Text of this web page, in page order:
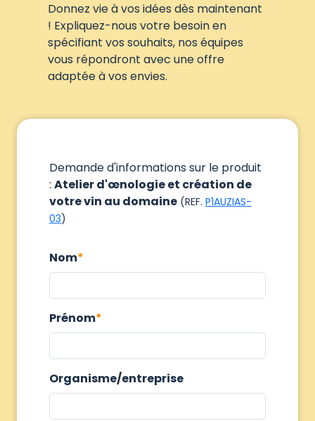
Donnez vie à vos idées dès maintenant
! Expliquez-nous votre besoin en
spécifiant vos souhaits, nos équipes
vous répondront avec une offre
adaptée à vos envies.
Demande d'informations sur le produit
: Atelier d'œnologie et création de
votre vin au domaine (REF. P1AUZIAS-
03)
Nom
Prénom
Organisme/entreprise